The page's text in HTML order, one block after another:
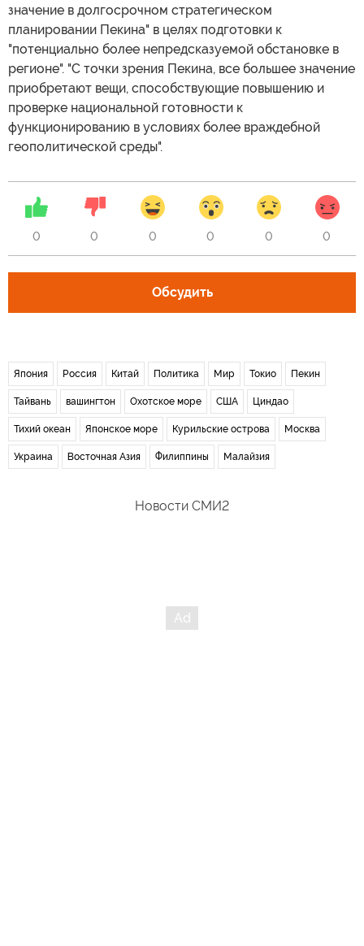
значение в долгосрочном стратегическом
планировании Пекина" в целях подготовки к
"потенциально более непредсказуемой обстановке в
регионе". "С точки зрения Пекина, все большее значение
приобретают вещи, способствующие повышению и
проверке национальной готовности к
функционированию в условиях более враждебной
геополитической среды".
0 0 0 0 0 0
Обсудить
Япония Россия Китай Политика Мир Токио Пекин
Тайвань вашингтон Охотское море США Циндао
Тихий океан Японское море Курильские острова Москва
Украина Восточная Азия Филиппины Малайзия
Новости СМИ2